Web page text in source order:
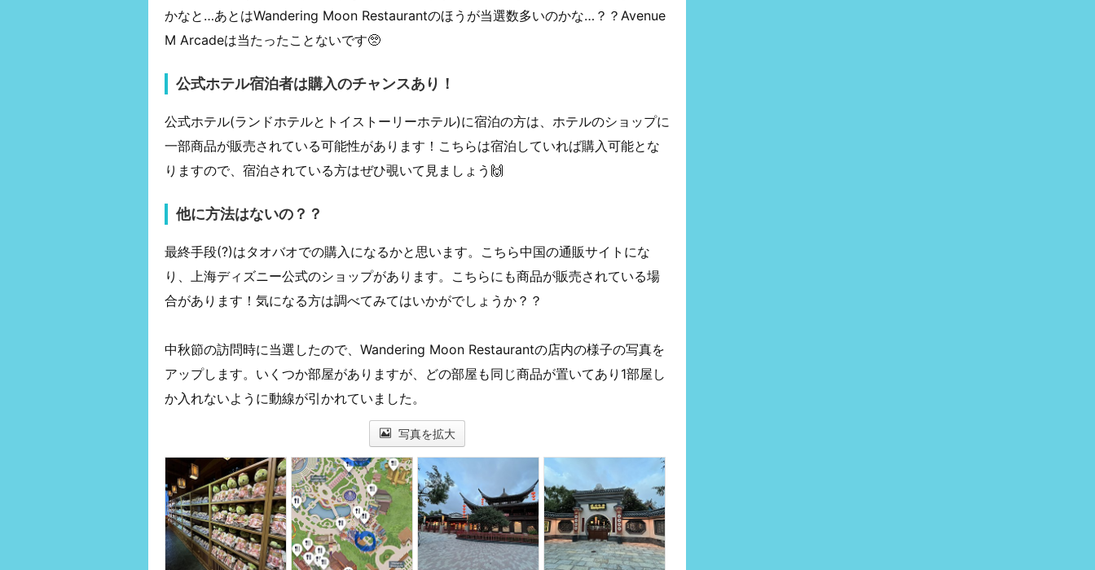
かなと…あとはWandering Moon Restaurantのほうが当選数多いのかな…？？Avenue
M Arcadeは当たったことないです🥺
公式ホテル宿泊者は購入のチャンスあり！
公式ホテル(ランドホテルとトイストーリーホテル)に宿泊の方は、ホテルのショップに
一部商品が販売されている可能性があります！こちらは宿泊していれば購入可能とな
りますので、宿泊されている方はぜひ覗いて見ましょう🙌
他に方法はないの？？
最終手段(?)はタオバオでの購入になるかと思います。こちら中国の通販サイトにな
り、上海ディズニー公式のショップがあります。こちらにも商品が販売されている場
合があります！気になる方は調べてみてはいかがでしょうか？？
中秋節の訪問時に当選したので、Wandering Moon Restaurantの店内の様子の写真を
アップします。いくつか部屋がありますが、どの部屋も同じ商品が置いてあり1部屋し
か入れないように動線が引かれていました。
写真を拡大